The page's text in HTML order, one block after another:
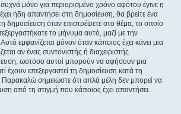
μόνο για περιορισμένο χρόνο αφότου έγινε η
ήδη απαντήσει στη δημοσίευση, θα βρείτε ένα
δημοσίευση όταν επιστρέψετε στο θέμα, το οποίο
το μήνυμα αυτό, μαζί με την
εμφανίζεται μόνον όταν κάποιος έχει κάνει μια
αν ένας συντονιστής ή διαχειριστής
ωστόσο αυτοί μπορούν να αφήσουν μια
έχουν επεξεργαστεί τη δημοσίευση κατά τη
Παρακαλώ σημειώστε ότι απλά μέλη δεν μπορεί να
από τη στιγμή που κάποιος έχει απαντήσει.